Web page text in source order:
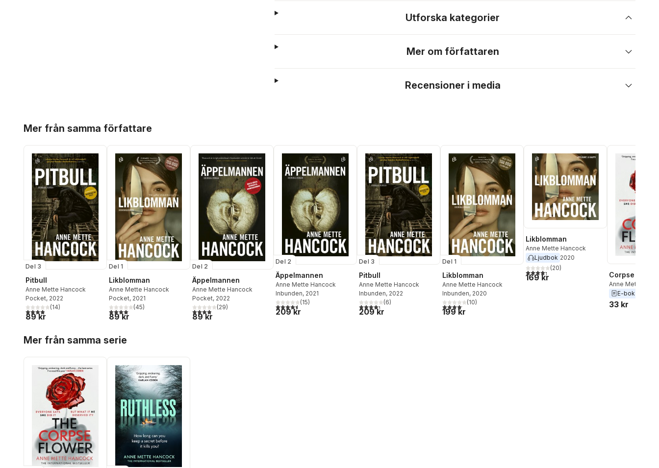
Utforska kategorier
Mer om författaren
Recensioner i media
Mer från samma författare
Del 3
Pitbull
Anne Mette Hancock
Pocket, 2022
3,9utav 5 stjärnor. Totalt antal röster:
(14)
89 kr
Del 1
Likblomman
Anne Mette Hancock
Pocket, 2021
4,0utav 5 stjärnor. Totalt antal röster:
(45)
89 kr
Del 2
Äppelmannen
Anne Mette Hancock
Pocket, 2022
3,9utav 5 stjärnor. Totalt antal röster:
(29)
89 kr
Del 2
Äppelmannen
Anne Mette Hancock
Inbunden, 2021
4,5utav 5 stjärnor. Totalt antal röster:
(15)
209 kr
Del 3
Pitbull
Anne Mette Hancock
Inbunden, 2022
4,3utav 5 stjärnor. Totalt antal röster:
(6)
209 kr
Del 1
Likblomman
Anne Mette Hancock
Inbunden, 2020
4,1utav 5 stjärnor. Totalt antal röster:
(10)
199 kr
Likblomman
Anne Mette Hancock
Ljudbok 2020
4,3utav 5 stjärnor. Totalt antal röster:
(20)
169 kr Corpse
Anne Mette
E-bok
33 kr
Mer från samma serie